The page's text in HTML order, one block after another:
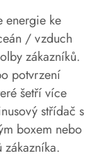
energie ke
/ vzduch
zákazníků.
potvrzení
šetří více
střídač s
boxem nebo